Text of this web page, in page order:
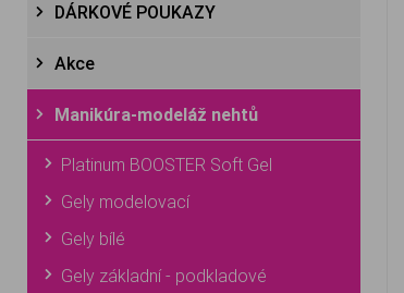
DÁRKOVÉ POUKAZY
Akce
Manikúra-modeláž nehtů
Platinum BOOSTER Soft Gel
Gely modelovací
Gely bílé
Gely základní - podkladové